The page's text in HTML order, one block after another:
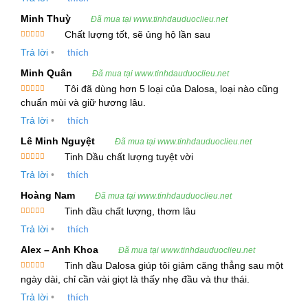
từ cổ truyền đến hiện đại, tinh dầu này đang
ngày càng trở nên phổ biến trong các liệu
pháp chăm sóc sức khỏe, làm đẹp và thiền
Bài viết dưới đây sẽ cung cấp cho bạn cái
dụng cũng như các lưu ý khi sử dụng Tinh
Dầu Gỗ Trắc Xanh – Holy Wood Essential
Oil.
1. Giới Thiệu Chung
Tinh dầu Gỗ Trắc Xanh được chiết xuất từ
gỗ của cây Palo Santo – “gỗ thánh thiện” với
bề dày lịch sử sử dụng trong các nghi lễ tâm
Minh Thuỳ
Đã mua tại www.tinhdauduoclieu.net
hạng
55
Chất lượng tốt, sẽ ủng hộ lần sau
Trả lời •
thích
Minh Quân
Đã mua tại www.tinhdauduoclieu.net
Được xếp
hạng55
Tôi đã dùng hơn 5 loại của Dalosa, loại nào cũng
chuẩn mùi và giữ hương lâu.
Trả lời •
thích
Lê Minh Nguyệt
Đã mua tại www.tinhdauduoclieu.net
hạng
55
Tinh Dầu chất lượng tuyệt vời
Trả lời •
thích
Hoàng Nam
Đã mua tại www.tinhdauduoclieu.net
hạng
55
Tinh dầu chất lượng, thơm lâu
Trả lời •
thích
Alex – Anh Khoa
Đã mua tại www.tinhdauduoclieu.net
Được xếp
hạng5 5
Tinh dầu Dalosa giúp tôi giảm căng thẳng sau một
ngày dài, chỉ cần vài giọt là thấy nhẹ đầu và thư thái.
Trả lời • thích